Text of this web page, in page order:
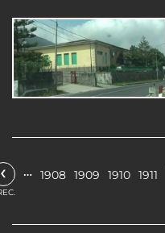
‹ … 1908 1909 1910 1911